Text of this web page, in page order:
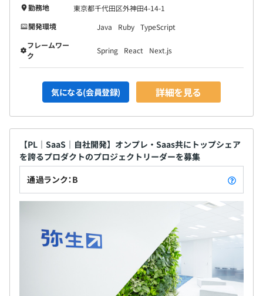
勤務地
東京都千代田区外神田4-14-1
開発環境
Java Ruby TypeScript
フレームワー
ク
Spring React Next.js
気になる(会員登録) 詳細を見る
【PL｜SaaS｜自社開発】オンプレ・Saas共にトップシェア
を誇るプロダクトのプロジェクトリーダーを募集
通過ランク：B